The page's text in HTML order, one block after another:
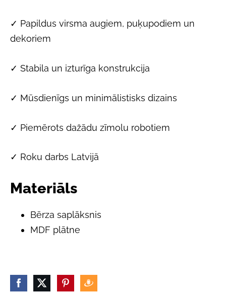
✓ Papildus virsma augiem, puķupodiem un
dekoriem
✓ Stabila un izturīga konstrukcija
✓ Mūsdienīgs un minimālistisks dizains
✓ Piemērots dažādu zīmolu robotiem
✓ Roku darbs Latvijā
Materiāls
Bērza saplāksnis
MDF plātne